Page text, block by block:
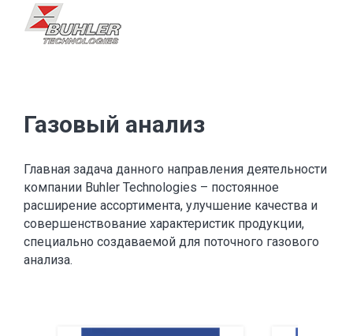
Газовый анализ
Главная задача данного направления деятельности
компании Buhler Technologies – постоянное
расширение ассортимента, улучшение качества и
совершенствование характеристик продукции,
специально создаваемой для поточного газового
анализа.